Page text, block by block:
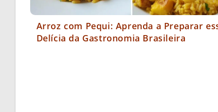
Arroz com Pequi: Aprenda a Preparar
Delícia da Gastronomia Brasileira